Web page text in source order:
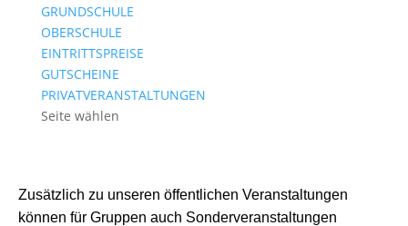
GRUNDSCHULE
OBERSCHULE
EINTRITTSPREISE
GUTSCHEINE
PRIVATVERANSTALTUNGEN
Seite wählen
Zusätzlich zu unseren öffentlichen Veranstaltungen
können für Gruppen auch Sonderveranstaltungen